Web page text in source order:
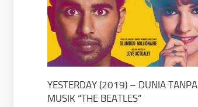
YESTERDAY (2019) – DUNIA TANPA
MUSIK “THE BEATLES”